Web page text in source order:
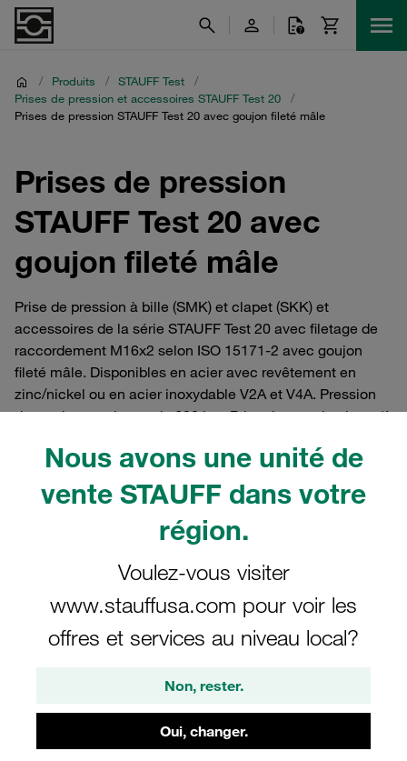
Nous avons une unité de
vente STAUFF dans votre
région.
Voulez-vous visiter
www.stauffusa.com pour voir les
offres et services au niveau local?
Non, rester.
Oui, changer.
/ Produits / STAUFF Test
/
Prises de pression et accessoires STAUFF Test 20
/
Prises de pression STAUFF Test 20 avec goujon fileté mâle
Prises de pression
STAUFF Test 20 avec
goujon fileté mâle
Prise de pression à bille (SMK) et clapet (SKK) et
accessoires de la série STAUFF Test 20 avec filetage de
raccordement M16x2 selon ISO 15171-2 avec goujon
fileté mâle. Disponibles en acier avec revêtement en
zinc/nickel ou en acier inoxydable V2A et V4A. Pression
de service maximum de 630 bar. Prise de pression jusqu'à
option avec capuchon hexagonal en métal ou capuchon
en plastique.
Filtre / Tri
Prises de pression et accessoires STAUFF Test 20